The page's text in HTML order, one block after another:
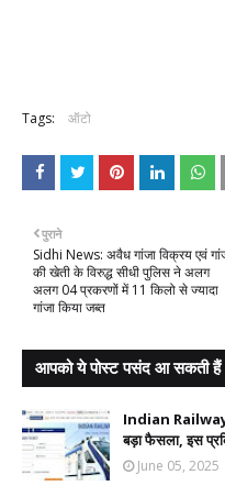
Tags: ऑटो
पुराने
Sidhi News: अवैध गांजा विक्रय एवं
की खेती के विरुद्ध सीधी पुलिस ने अलग
अलग 04 प्रकरणों में 11 किलो से ज्यादा
गांजा किया जब्त
आपको ये पोस्ट पसंद आ सकती हैं
Indian
बड़ा फैसला, इस
June 05, 2025